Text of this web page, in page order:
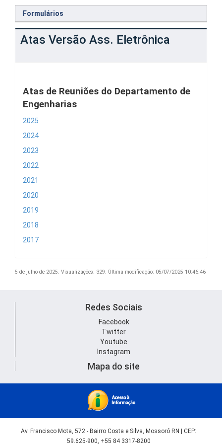
Formulários
Atas Versão Ass. Eletrônica
Atas de Reuniões do Departamento de
Engenharias
2025
2024
2023
2022
2021
2020
2019
2018
2017
5 de julho de 2025. Visualizações: 329. Última modificação: 05/07/2025 10:46:46
Redes Sociais
Facebook
Twitter
Youtube
Instagram
Mapa do site
Av. Francisco Mota, 572 - Bairro Costa e Silva, Mossoró RN | CEP:
59.625-900, +55 84 3317-8200